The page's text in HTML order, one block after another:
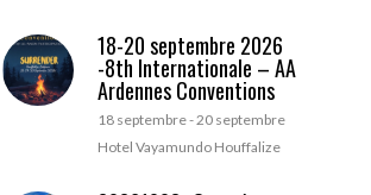
18-20 septembre 2026
-8th Internationale – AA
Ardennes Conventions
18 septembre-20 septembre
Hotel Vayamundo Houffalize